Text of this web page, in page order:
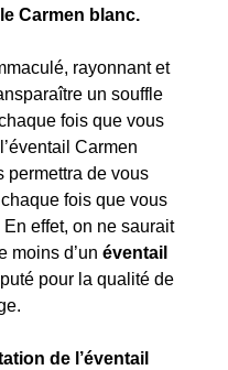
Carmen blanc.
rayonnant et
un souffle
fois que vous
l’éventail Carmen
permettra de vous
fois que vous
En effet, on ne saurait
moins d’un éventail
pour la qualité de
de l’éventail